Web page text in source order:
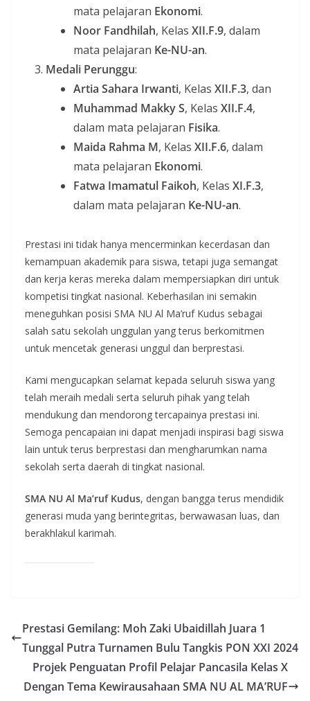
mata pelajaran Ekonomi.
Noor Fandhilah, Kelas XII.F.9, dalam
mata pelajaran Ke-NU-an.
Medali Perunggu:
Artia Sahara Irwanti, Kelas XII.F.3, dan
Muhammad Makky S, Kelas XII.F.4,
dalam mata pelajaran Fisika.
Maida Rahma M, Kelas XII.F.6, dalam
mata pelajaran Ekonomi.
Fatwa Imamatul Faikoh, Kelas XI.F.3,
dalam mata pelajaran Ke-NU-an.
Prestasi ini tidak hanya mencerminkan kecerdasan dan
kemampuan akademik para siswa, tetapi juga semangat
dan kerja keras mereka dalam mempersiapkan diri untuk
kompetisi tingkat nasional. Keberhasilan ini semakin
meneguhkan posisi SMA NU Al Ma’ruf Kudus sebagai
salah satu sekolah unggulan yang terus berkomitmen
untuk mencetak generasi unggul dan berprestasi.
Kami mengucapkan selamat kepada seluruh siswa yang
telah meraih medali serta seluruh pihak yang telah
mendukung dan mendorong tercapainya prestasi ini.
Semoga pencapaian ini dapat menjadi inspirasi bagi siswa
lain untuk terus berprestasi dan mengharumkan nama
sekolah serta daerah di tingkat nasional.
SMA NU Al Ma’ruf Kudus, dengan bangga terus mendidik
generasi muda yang berintegritas, berwawasan luas, dan
berakhlakul karimah.
Prestasi Gemilang: Moh Zaki Ubaidillah Juara 1
Tunggal Putra Turnamen Bulu Tangkis PON XXI 2024
Projek Penguatan Profil Pelajar Pancasila Kelas X
Dengan Tema Kewirausahaan SMA NU AL MA’RUF